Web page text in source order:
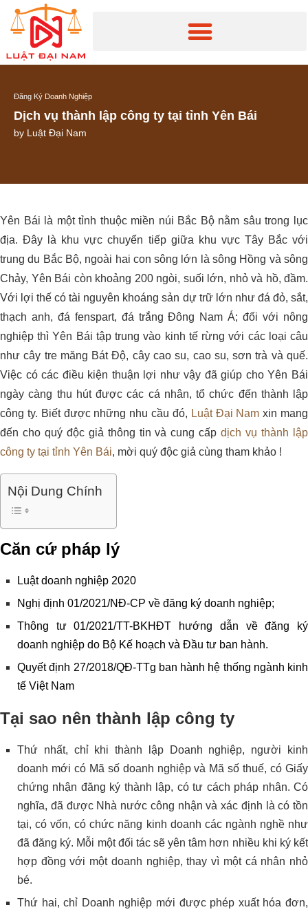
Đăng Ký Doanh Nghiệp
Dịch vụ thành lập công ty tại tỉnh Yên Bái
by Luật Đại Nam
Yên Bái là một tỉnh thuộc miền núi Bắc Bộ nằm sâu trong lục
địa. Đây là khu vực chuyển tiếp giữa khu vực Tây Bắc với
trung du Bắc Bộ, ngoài hai con sông lớn là sông Hồng và sông
Chảy, Yên Bái còn khoảng 200 ngòi, suối lớn, nhỏ và hồ, đầm.
Với lợi thế có tài nguyên khoáng sản dự trữ lớn như đá đỏ, sắt,
thạch anh, đá fenspart, đá trắng Đông Nam Á; đối với nông
nghiệp thì Yên Bái tập trung vào kinh tế rừng với các loại câu
như cây tre măng Bát Độ, cây cao su, cao su, sơn trà và quế.
Việc có các điều kiện thuận lợi như vậy đã giúp cho Yên Bái
ngày càng thu hút được các cá nhân, tổ chức đến thành lập
công ty. Biết được những nhu cầu đó, Luật Đại Nam xin mang
đến cho quý độc giả thông tin và cung cấpdịch vụ thành lập
công ty tại tỉnh Yên Bái, mời quý độc giả cùng tham khảo !
Nội Dung Chính
Căn cứ pháp lý
Luật doanh nghiệp 2020
Nghị định 01/2021/NĐ-CP về đăng ký doanh nghiệp;
Thông tư 01/2021/TT-BKHĐT hướng dẫn về đăng ký
doanh nghiệp do Bộ Kế hoạch và Đầu tư ban hành.
Quyết định 27/2018/QĐ-TTg ban hành hệ thống ngành kinh
tế Việt Nam
Tại sao nên thành lập công ty
Thứ nhất, chỉ khi thành lập Doanh nghiệp, người kinh
doanh mới có Mã số doanh nghiệp và Mã số thuế, có Giấy
chứng nhận đăng ký thành lập, có tư cách pháp nhân. Có
nghĩa, đã được Nhà nước công nhận và xác định là có tồn
tại, có vốn, có chức năng kinh doanh các ngành nghề như
đã đăng ký. Mỗi một đối tác sẽ yên tâm hơn nhiều khi ký kết
hợp đồng với một doanh nghiệp, thay vì một cá nhân nhỏ
bé.
Thứ hai, chỉ Doanh nghiệp mới được phép xuất hóa đơn,